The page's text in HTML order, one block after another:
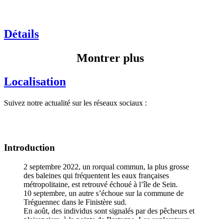
Détails
Montrer plus
Localisation
Suivez notre actualité sur les réseaux sociaux :
Introduction
2 septembre 2022, un rorqual commun, la plus grosse
des baleines qui fréquentent les eaux françaises
métropolitaine, est retrouvé échoué à l’île de Sein.
10 septembre, un autre s’échoue sur la commune de
Tréguennec dans le Finistère sud.
En août, des individus sont signalés par des pêcheurs et